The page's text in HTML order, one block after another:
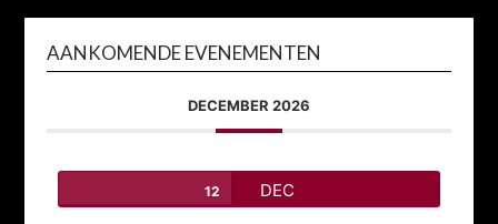
AANKOMENDE EVENEMENTEN
DECEMBER 2026
12 DEC